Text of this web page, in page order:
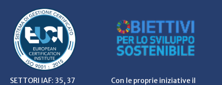
SETTORI IAF: 35, 37 Con le proprie iniziative il